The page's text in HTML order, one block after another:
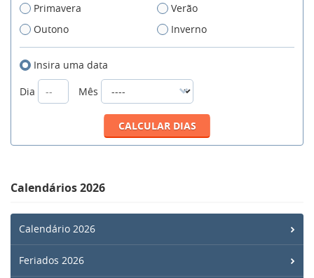
Primavera
Verão
Outono
Inverno
Insira uma data
Dia
Mês
Calendários 2026
Calendário 2026
Feriados 2026